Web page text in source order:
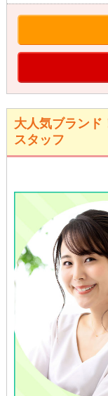
大人気ブランド
スタッフ